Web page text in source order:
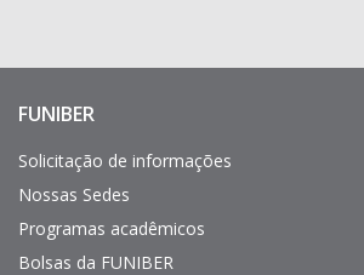
Enlaces
interés
FUNIBER
Solicitação de informações
Nossas Sedes
Programas acadêmicos
Bolsas da FUNIBER